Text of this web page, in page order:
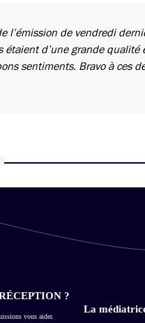
l’émission de vendredi
étaient d’une grande
sentiments. Bravo à ces
?
vous aider.
La